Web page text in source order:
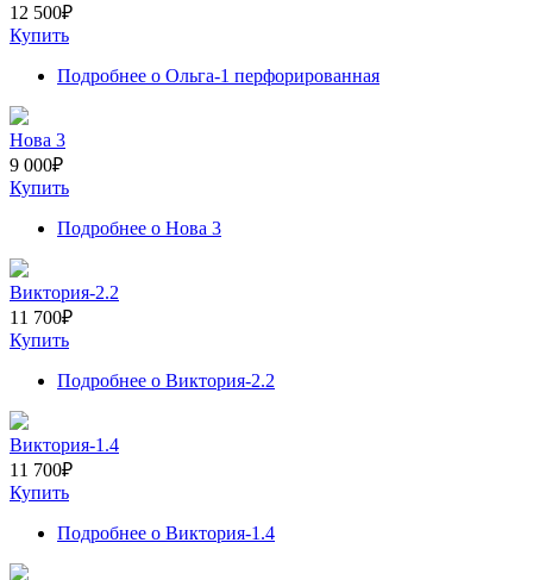
12 500₽
Купить
Подробнее о Ольга-1 перфорированная
Нова 3
9 000₽
Купить
Подробнее о Нова 3
Виктория-2.2
11 700₽
Купить
Подробнее о Виктория-2.2
Виктория-1.4
11 700₽
Купить
Подробнее о Виктория-1.4